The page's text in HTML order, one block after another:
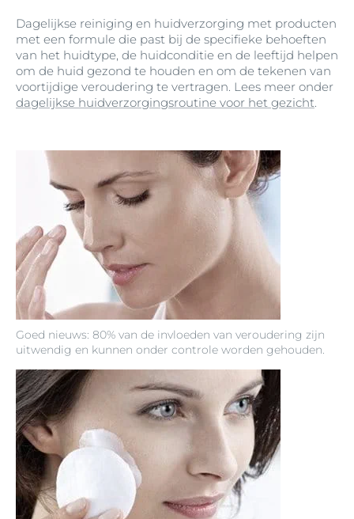
Goed nieuws: 80% van de invloeden van veroudering zijn
uitwendig en kunnen onder controle worden gehouden.
Dagelijkse reiniging en huidverzorging met producten
met een formule die past bij de specifieke behoeften
van het huidtype, de huidconditie en de leeftijd helpen
om de huid gezond te houden en om de tekenen van
voortijdige veroudering te vertragen. Lees meer onder
dagelijkse huidverzorgingsroutine voor het gezicht.